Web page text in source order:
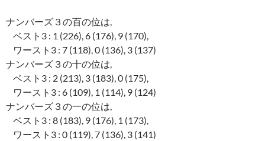
ナンバーズ３の百の位は,
ベスト3 : 1 (226), 6 (176), 9 (170),
ワースト3 : 7 (118), 0 (136), 3 (137)
ナンバーズ３の十の位は,
ベスト3 : 2 (213), 3 (183), 0 (175),
ワースト3 : 6 (109), 1 (114), 9 (124)
ナンバーズ３の一の位は,
ベスト3 : 8 (183), 9 (176), 1 (173),
ワースト3 : 0 (119), 7 (136), 3 (141)